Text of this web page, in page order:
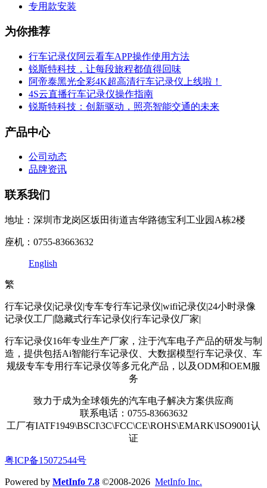
专用款安装
为你推荐
行车记录仪阿云看车APP操作使用方法
锐斯特科技，让每段旅程都值得回味
阿帝泰黑光全彩4K超高清行车记录仪上线啦！
4S云直播行车记录仪操作指南
锐斯特科技：创新驱动，照亮智能交通的未来
产品中心
公司动态
品牌资讯
联系我们
地址：深圳市龙岗区坂田街道吉华路德宝利工业园A栋2楼
座机：0755-83663632
English
繁
行车记录仪|记录仪|专车专行车记录仪|wifi记录仪|24小时录像
记录仪工厂|隐藏式行车记录仪|行车记录仪厂家|
行车记录仪16年专业生产厂家，注于汽车电子产品的研发与制
造，提供包括Ai智能行车记录仪、大数据模型行车记录仪、车
规级专车专用行车记录仪等多元化产品，以及ODM和OEM服
务
致力于成为全球领先的汽车电子解决方案供应商
联系电话：0755-83663632
工厂有IATF1949\BSCI\3C\FCC\CE\ROHS\EMARK\ISO9001认
证
粤ICP备15072544号
Powered by MetInfo 7.8 ©2008-2026 MetInfo Inc.